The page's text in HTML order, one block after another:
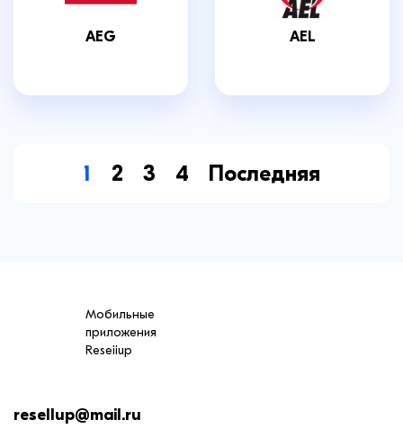
AEG AEL
1 2 3 4 Последняя
Мобильные
приложения
Reseiiup
resellup@mail.ru